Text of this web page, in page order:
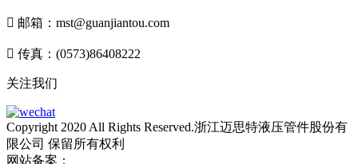
 邮箱：mst@guanjiantou.com
 传真：(0573)86408222
关注我们
Copyright 2020 All Rights Reserved.浙江迈思特液压管件股份有
限公司 保留所有权利
网站备案：